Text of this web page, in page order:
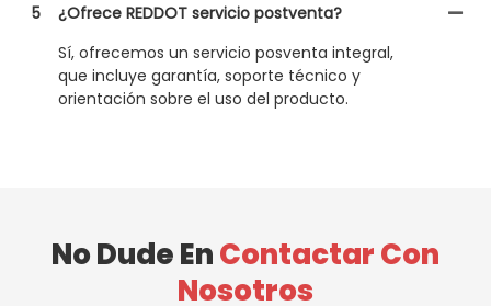
5
¿Ofrece REDDOT servicio postventa?
Sí, ofrecemos un servicio posventa integral,
que incluye garantía, soporte técnico y
orientación sobre el uso del producto.
No Dude EnContactar Con
Nosotros